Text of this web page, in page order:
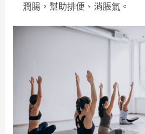
潤腸，幫助排便、消脹氣。